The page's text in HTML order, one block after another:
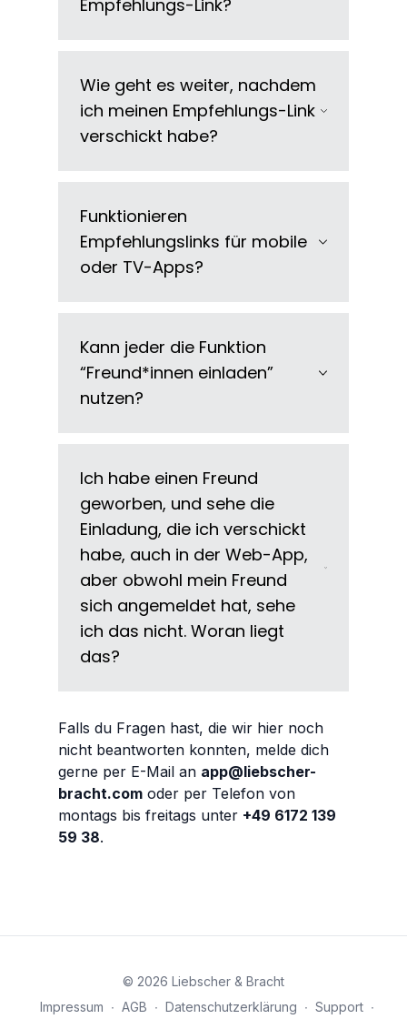
Empfehlungs-Link?
Wie geht es weiter, nachdem
ich meinen Empfehlungs-Link
verschickt habe?
Funktionieren
Empfehlungslinks für mobile
oder TV-Apps?
Kann jeder die Funktion
“Freund*innen einladen”
nutzen?
Ich habe einen Freund
geworben, und sehe die
Einladung, die ich verschickt
habe, auch in der Web-App,
aber obwohl mein Freund
sich angemeldet hat, sehe
ich das nicht. Woran liegt
das?
Falls du Fragen hast, die wir hier noch
nicht beantworten konnten, melde dich
gerne per E-Mail an app@liebscher-
bracht.com oder per Telefon von
montags bis freitags unter +49 6172 139
59 38.
© 2026 Liebscher & Bracht
Impressum ∙ AGB ∙ Datenschutzerklärung ∙ Support ∙